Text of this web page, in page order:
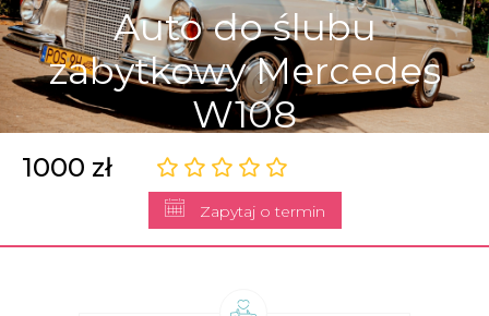
Auto do ślubu
zabytkowy Mercedes
W108
1000 zł
Zapytaj o termin